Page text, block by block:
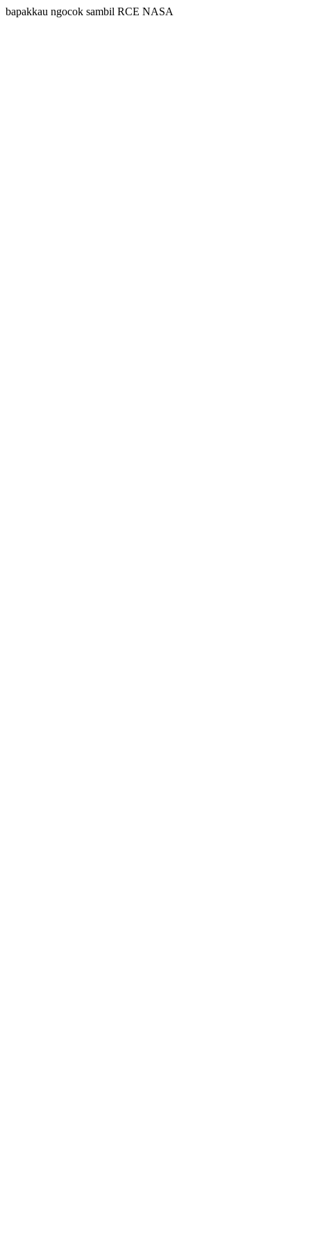
bapakkau ngocok sambil RCE NASA